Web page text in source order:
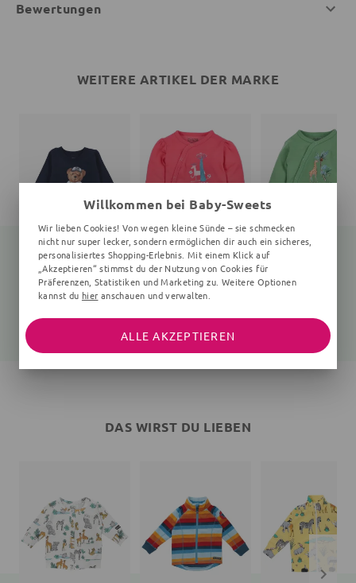
Bewertungen
WEITERE ARTIKEL DER MARKE
Langarmshirt Teddybär
navy
25,99 €
Wickelbody Wald
0-6 Monate, pink
DAS WIRST DU LIEBEN
Willkommen bei Baby-Sweets
Wir lieben Cookies! Von wegen kleine Sünde – sie schmecken
nicht nur super lecker, sondern ermöglichen dir auch ein sicheres,
personalisiertes Shopping-Erlebnis. Mit einem Klick auf
„Akzeptieren“ stimmst du der Nutzung von Cookies für
Präferenzen, Statistiken und Marketing zu. Weitere Optionen
kannst du hier anschauen und verwalten.
ALLE AKZEPTIEREN